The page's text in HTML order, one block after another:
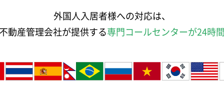
外国人入居者様への対応は、
動産管理会社が提供する専門コールセンターが24時